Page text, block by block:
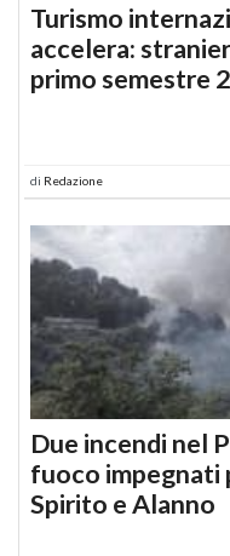
Turismo
accelera:
primo semestre
di Redazione
Due incendi nel
fuoco impegnati
Spirito e Alanno